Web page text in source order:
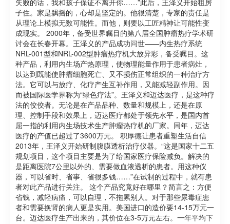
失败的话，我和孩子保证不离开你……”此后，王泽义开始租房
子住。家是飘摇的，心却是坚定的。他很清楚，专家的责任是
从理论上模拟无数可能性。而他，则要以工匠精神让可能性变
成现实。 2000年，备受世界瞩目的第八届全国肿瘤热疗学术研
讨会在长春开幕。王泽义的产品成功问世——内生热疗系统
NRL-001型和NRL-002型肿瘤热疗机大放异彩，备受瞩目。这
种产品，利用内生场产热原理，使物理能量作用于患者病灶，
以达到既能使肿瘤细胞死亡、又不损伤正常组织的一种治疗方
法。它可以与放疗、化疗产生互补作用，又能减轻副作用。因
而被国际医学界称为“绿色疗法”。王泽义和迈达医疗，是这种疗
法的佼佼者。无论是在产品品种、数量和规模上，还是在原
理、控制手段和效果上，迈达医疗都处于领先水平，是国内首
屈一指的利用内生场技术生产肿瘤热疗机的厂家。同年，迈达
医疗的产值已超过了3600万元。 积厚德让患者重塑生活自信
2013年，王泽义开始研制腹膜透析治疗仪器。“这是国家十二五
规划项目，这个项目主要是为了给国家医疗保险减负。解决的
是距离医院7公里以外的、需要做血液透析的患者。用这种仪
器，可以省时、省事、省很多钱……”在试制的过程中，就有患
者对此产品进行关注。 这个产品究竟好在哪里？简言之：方便
省钱，减轻病痛，可以自理，不拖累别人。对于那些尿毒症患
者和需要换肾的病人更是实用。美国进口的造价要14-15万元一
台。迈达医疗生产出来的，其价位在3-5万元左右。一年平均下